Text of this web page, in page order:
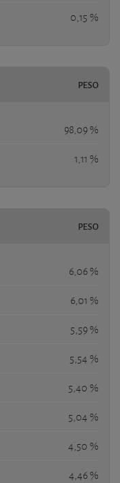
0,15 %
PESO
98,09 %
1,11 %
PESO
6,06 %
6,01 %
5,59 %
5,54 %
5,40 %
5,04 %
4,50 %
4,46 %